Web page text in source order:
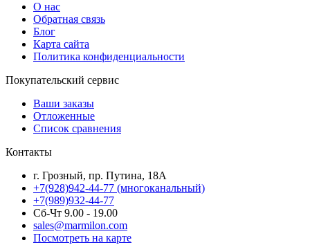
О нас
Обратная связь
Блог
Карта сайта
Политика конфиденциальности
Покупательский сервис
Ваши заказы
Отложенные
Список сравнения
Контакты
г. Грозный, пр. Путина, 18А
+7(928)942-44-77 (многоканальный)
+7(989)932-44-77
Сб-Чт 9.00 - 19.00
sales@marmilon.com
Посмотреть на карте